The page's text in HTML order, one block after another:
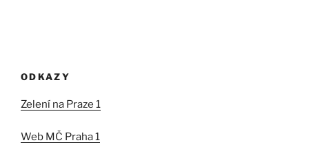
ODKAZY
Zelení na Praze 1
Web MČ Praha 1